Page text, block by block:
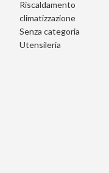
Riscaldamento
climatizzazione
Senza categoria
Utensileria